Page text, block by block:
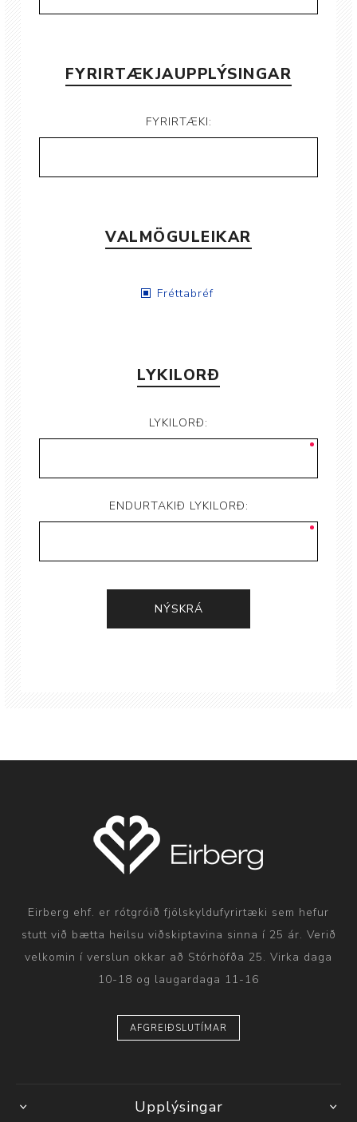
FYRIRTÆKJAUPPLÝSINGAR
FYRIRTÆKI:
VALMÖGULEIKAR
Fréttabréf
LYKILORÐ
LYKILORÐ:
ENDURTAKIÐ LYKILORÐ:
Eirberg ehf. er rótgróið fjölskyldufyrirtæki sem hefur
stutt við bætta heilsu viðskiptavina sinna í 25 ár. Verið
velkomin í verslun okkar að Stórhöfða 25. Virka daga
10-18 og laugardaga 11-16
AFGREIÐSLUTÍMAR
Upplýsingar